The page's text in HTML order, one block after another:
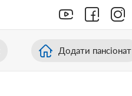
Додати пансіонат